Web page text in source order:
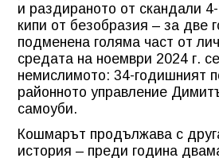
и раздираното от скандали
кипи от безобразия – за две
подменена голяма част от
средата на ноември 2024 г.
немислимото: 34-годишният
районното управление
самоуби.
Кошмарът продължава с
история – преди година